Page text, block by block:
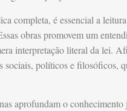
completa, é essencial a
obras promovem um
interpretação literal da lei.
sociais, políticos e filosóficos,
aprofundam o